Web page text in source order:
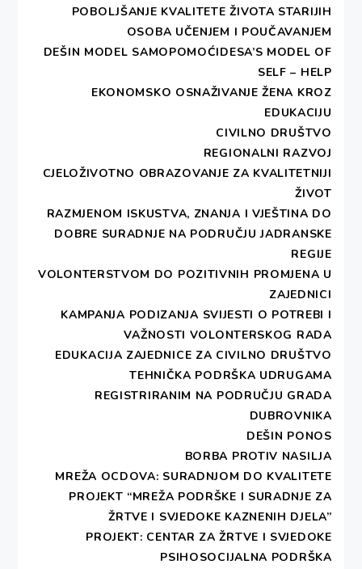
POBOLJŠANJE KVALITETE ŽIVOTA STARIJIH
OSOBA UČENJEM I POUČAVANJEM
DEŠIN MODEL SAMOPOMOĆIDESA’S MODEL OF
SELF – HELP
EKONOMSKO OSNAŽIVANJE ŽENA KROZ
EDUKACIJU
CIVILNO DRUŠTVO
REGIONALNI RAZVOJ
CJELOŽIVOTNO OBRAZOVANJE ZA KVALITETNIJI
ŽIVOT
RAZMJENOM ISKUSTVA, ZNANJA I VJEŠTINA DO
DOBRE SURADNJE NA PODRUČJU JADRANSKE
REGIJE
VOLONTERSTVOM DO POZITIVNIH PROMJENA U
ZAJEDNICI
KAMPANJA PODIZANJA SVIJESTI O POTREBI I
VAŽNOSTI VOLONTERSKOG RADA
EDUKACIJA ZAJEDNICE ZA CIVILNO DRUŠTVO
TEHNIČKA PODRŠKA UDRUGAMA
REGISTRIRANIM NA PODRUČJU GRADA
DUBROVNIKA
DEŠIN PONOS
BORBA PROTIV NASILJA
MREŽA OCDOVA: SURADNJOM DO KVALITETE
PROJEKT “MREŽA PODRŠKE I SURADNJE ZA
ŽRTVE I SVJEDOKE KAZNENIH DJELA”
PROJEKT: CENTAR ZA ŽRTVE I SVJEDOKE
PSIHOSOCIJALNA PODRŠKA